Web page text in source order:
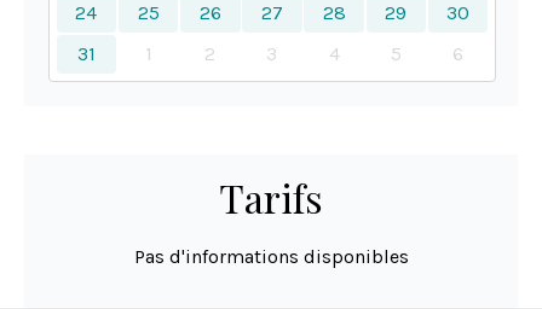
24
25 26 27 28 29
30
31
1 2 3 4 5 6
Tarifs
Pas d'informations disponibles